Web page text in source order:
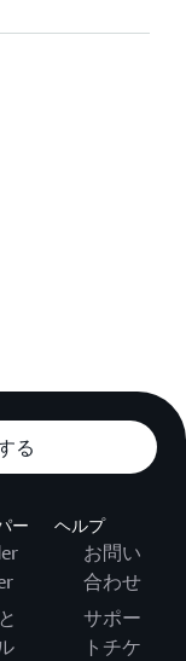
る
ー ヘルプ
お問い
合わせ
サポー
トチケ